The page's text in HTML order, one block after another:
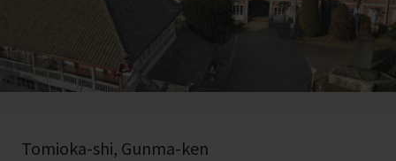
Tomioka-shi, Gunma-ken